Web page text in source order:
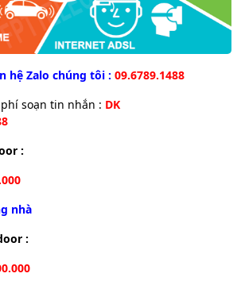
hệ Zalo chúng tôi : 09.6789.1488
soạn tin nhắn : DK
:
nhà
: